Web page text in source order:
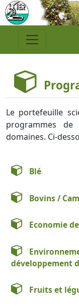
Le portefeuille
programmes
domaines. Ci-
Blé
Bovins /
Economie
développement
Fruits et